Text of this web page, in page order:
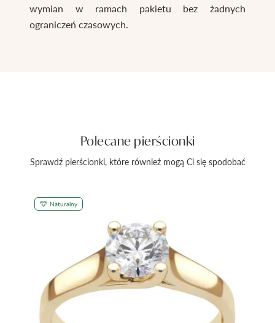
wymian w ramach pakietu bez żadnych
ograniczeń czasowych.
Polecane pierścionki
Sprawdź pierścionki, które również mogą Ci się spodobać
Naturalny